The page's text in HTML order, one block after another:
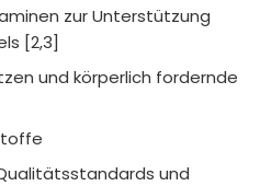
zur Unterstützung
[2,3]
und körperlich fordernde
und